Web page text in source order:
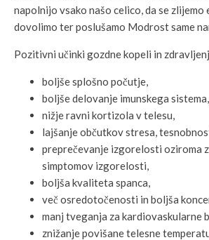
napolnijo vsako našo celico, da se zlijemo
dovolimo ter poslušamo Modrost same
Pozitivni učinki gozdne kopeli in
boljše splošno počutje,
boljše delovanje imunskega sistema,
nižje ravni kortizola v telesu,
lajšanje občutkov stresa,
preprečevanje izgorelosti oziroma
simptomov izgorelosti,
boljša kvaliteta spanca,
več osredotočenosti in boljša
manj tveganja za kardiovaskularne
znižanje povišane telesne